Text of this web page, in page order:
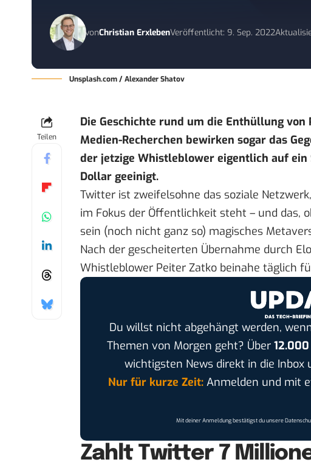
vonChristian ErxlebenVeröffentlicht: 9. Sep. 2022
Unsplash.com / Alexander Shatov
Teilen
Die Geschichte rund um die Enthüllung
Medien-Recherchen bewirken sogar das
der jetzige Whistleblower eigentlich auf ein
Dollar geeinigt.
Twitter ist zweifelsohne das soziale
im Fokus der Öffentlichkeit steht – und das,
sein (noch nicht ganz so) magisches
Nach der gescheiterten Übernahme durch
Whistleblower Peiter Zatko beinahe täglich
Du willst nicht abgehängt werden,
Themen von Morgen geht? Über
wichtigsten News direkt in die Inbox
Nur für kurze Zeit:Anmelden und mit
Mit deiner Anmeldung bestätigst du unsere
Zahlt Twitter 7